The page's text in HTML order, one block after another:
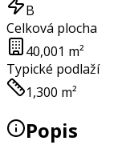
B
Celková plocha
40,001 m²
Typické podlaží
1,300 m²
Popis